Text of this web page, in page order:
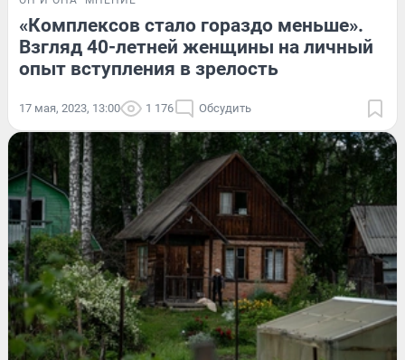
«Комплексов стало гораздо меньше».
Взгляд 40-летней женщины на личный
опыт вступления в зрелость
17 мая, 2023, 13:00 1 176 Обсудить